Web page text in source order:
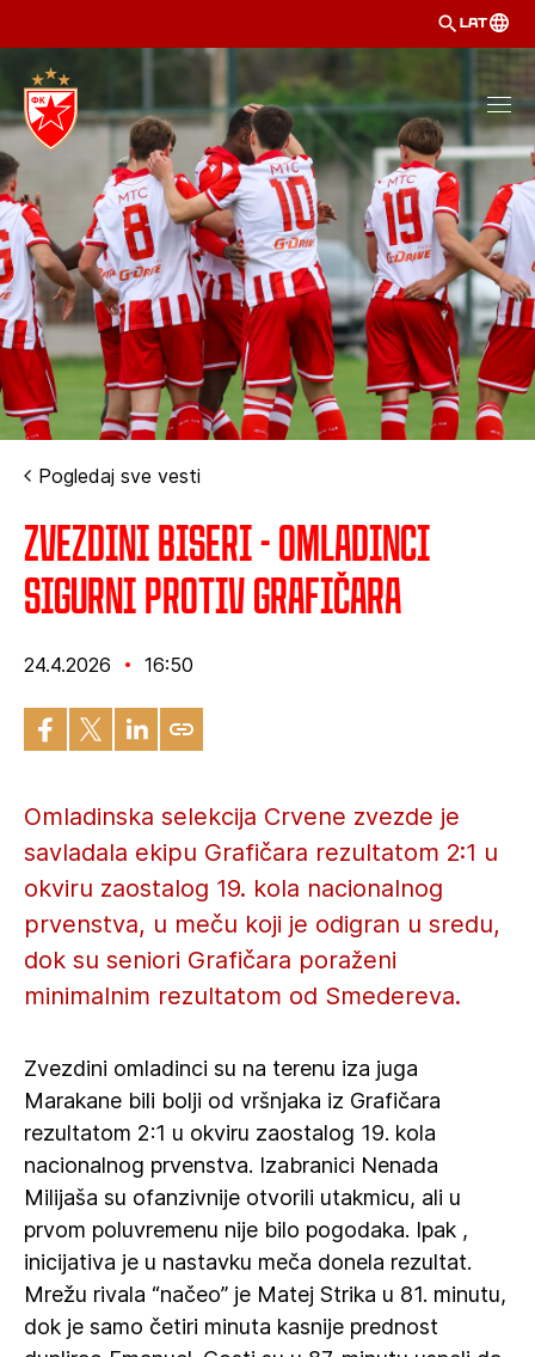
LAT
Pogledaj sve vesti
Zvezdini biseri - Omladinci
sigurni protiv Grafičara
24.4.2026 16:50
Omladinska selekcija Crvene zvezde je
savladala ekipu Grafičara rezultatom 2:1 u
okviru zaostalog 19. kola nacionalnog
prvenstva, u meču koji je odigran u sredu,
dok su seniori Grafičara poraženi
minimalnim rezultatom od Smedereva.
Zvezdini omladinci su na terenu iza juga
Marakane bili bolji od vršnjaka iz Grafičara
rezultatom 2:1 u okviru zaostalog 19. kola
nacionalnog prvenstva. Izabranici Nenada
Milijaša su ofanzivnije otvorili utakmicu, ali u
prvom poluvremenu nije bilo pogodaka. Ipak ,
inicijativa je u nastavku meča donela rezultat.
Mrežu rivala “načeo” je Matej Strika u 81. minutu,
dok je samo četiri minuta kasnije prednost